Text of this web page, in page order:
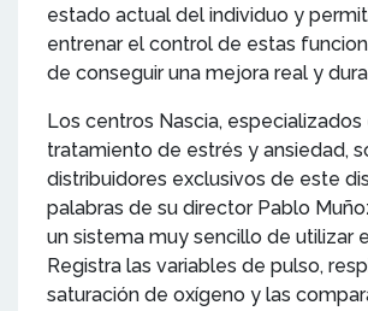
estado actual del individuo y
entrenar el control de estas
de conseguir una mejora real y
Los centros Nascia, especializados
tratamiento de estrés y ansiedad,
distribuidores exclusivos de este
palabras de su director Pablo
un sistema muy sencillo de utilizar
Registra las variables de pulso,
saturación de oxígeno y las